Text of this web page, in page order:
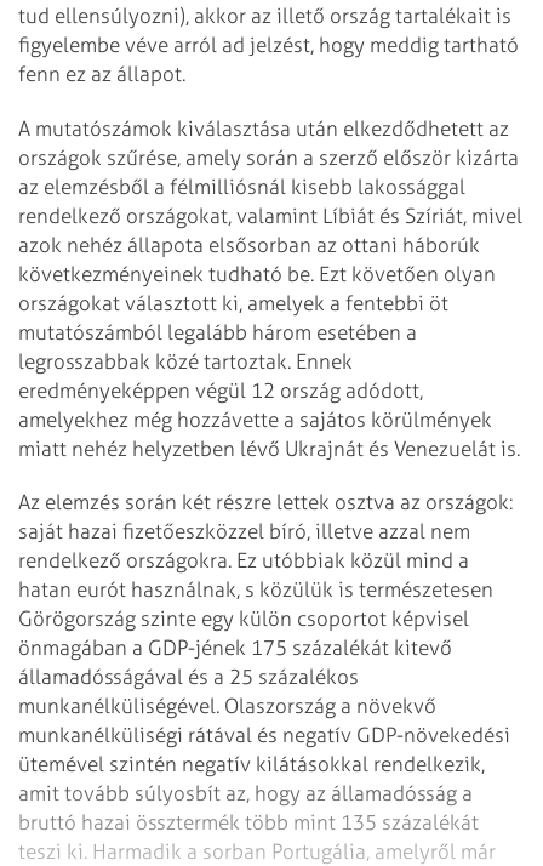
tud ellensúlyozni), akkor az illető ország tartalékait is
figyelembe véve arról ad jelzést, hogy meddig tartható
fenn ez az állapot.
A mutatószámok kiválasztása után elkezdődhetett az
országok szűrése, amely során a szerző először kizárta
az elemzésből a félmilliósnál kisebb lakossággal
rendelkező országokat, valamint Líbiát és Szíriát, mivel
azok nehéz állapota elsősorban az ottani háborúk
következményeinek tudható be. Ezt követően olyan
országokat választott ki, amelyek a fentebbi öt
mutatószámból legalább három esetében a
legrosszabbak közé tartoztak. Ennek
eredményeképpen végül 12 ország adódott,
amelyekhez még hozzávette a sajátos körülmények
miatt nehéz helyzetben lévő Ukrajnát és Venezuelát is.
Az elemzés során két részre lettek osztva az országok:
saját hazai fizetőeszközzel bíró, illetve azzal nem
rendelkező országokra. Ez utóbbiak közül mind a
hatan eurót használnak, s közülük is természetesen
Görögország szinte egy külön csoportot képvisel
önmagában a GDP-jének 175 százalékát kitevő
államadósságával és a 25 százalékos
munkanélküliségével. Olaszország a növekvő
munkanélküliségi rátával és negatív GDP-növekedési
ütemével szintén negatív kilátásokkal rendelkezik,
amit tovább súlyosbít az, hogy az államadósság a
bruttó hazai össztermék több mint 135 százalékát
teszi ki. Harmadik a sorban Portugália, amelyről már